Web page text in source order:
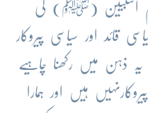
النبیین (ﷺ) کی
اور سیاسی پیروکار
میں رکھنا چاہیے
ہیں اور ہمارا